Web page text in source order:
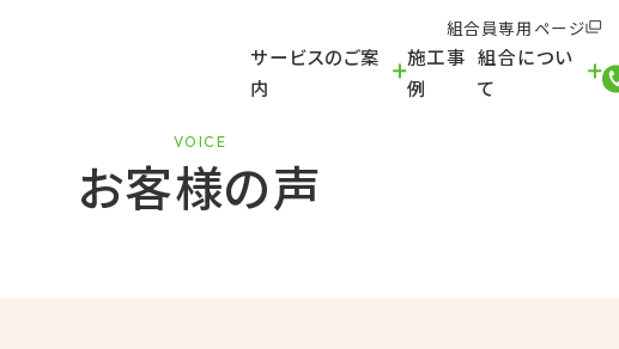
組合員専用ページ
サービスのご案
内
施工事
例
組合につい
て
VOICE
お客様の声